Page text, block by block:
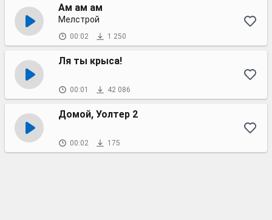
Ам ам ам
Мелстрой
00:02 1 250
Ля ты крыса!
00:01 42 086
Домой, Уолтер 2
00:02 175